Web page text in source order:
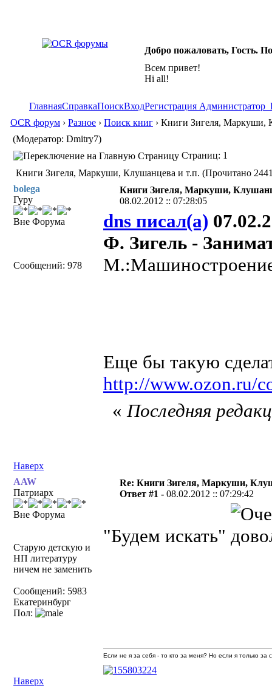
Добро пожаловать, Гость.
Всем привет!
Hi all!
ГлавнаяСправкаПоискВходРегистрация Администратор
OCR форум › Разное › Поиск книг › Книги Зигеля, Маркуши,
(Модератор: Dmitry7)
Страниц: 1
Книги Зигеля, Маркуши, Клушанцева и т.п. (Прочитано
bolega
Гуру
Вне Форума
Сообщений: 978
Книги Зигеля, Маркуши,
08.02.2012 :: 07:28:05
dns писал(а)
Ф. Зигель -
Еще бы такую
http://www.ozon.ru/
Наверх
«Последняя
AAW
Патриарх
Вне Форума
Старую детскую и
НП литературу
ничем не заменить
Сообщений: 5983
Екатеринбург
Пол:
Re: Книги Зигеля, Маркуши,
Ответ #1 -08.02.2012 :: 07:29:42
"Будем искать"
Наверх
Если не я за себя - то кто за меня? Но если я только